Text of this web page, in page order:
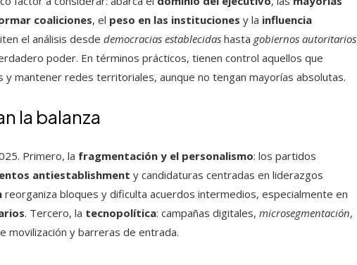
coaliciones, el peso en las instituciones y la influencia
el análisis desde democracias establecidas hasta gobiernos autoritarios
poder. En términos prácticos, tienen control aquellos que
mantener redes territoriales, aunque no tengan mayorías absolutas.
la balanza
Primero, la fragmentación y el personalismo: los partidos
antiestablishment y candidaturas centradas en liderazgos
reorganiza bloques y dificulta acuerdos intermedios, especialmente en
. Tercero, la tecnopolítica: campañas digitales, microsegmentación,
movilización y barreras de entrada.